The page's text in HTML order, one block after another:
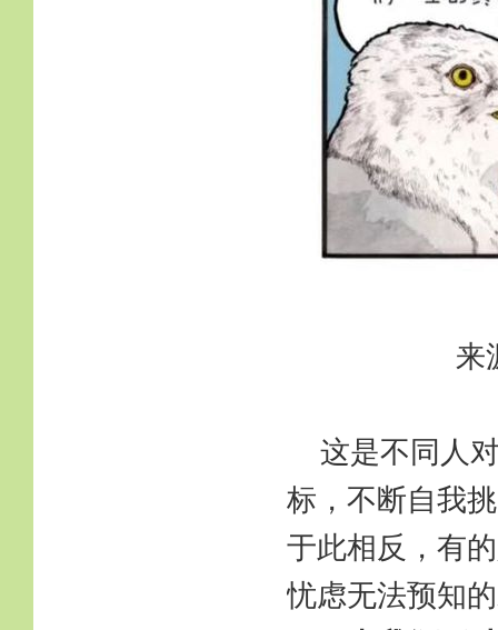
来
这是不同人
标，不断自我
于此相反，有
忧虑无法预知